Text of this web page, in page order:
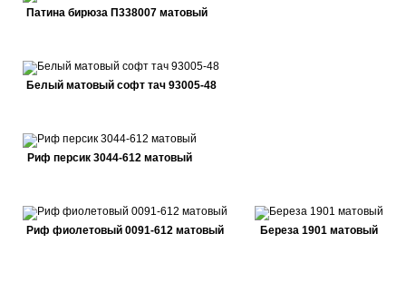
Патина бирюза П338007 матовый
Белый матовый софт тач 93005-48
Риф персик 3044-612 матовый
Риф фиолетовый 0091-612 матовый Береза 1901 матовый